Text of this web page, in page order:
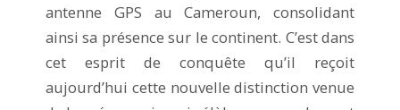
antenne GPS au Cameroun, consolidant
ainsi sa présence sur le continent. C’est dans
cet esprit de conquête qu’il reçoit
aujourd’hui cette nouvelle distinction venue